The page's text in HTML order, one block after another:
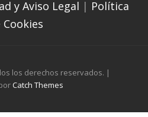
y Aviso Legal | Política
Cookies
los derechos reservados. |
Catch Themes